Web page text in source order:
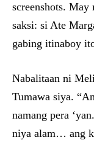
screenshots.
saksi: si Ate
gabing itinaboy
Nabalitaan ni
Tumawa siya.
namang pera
niya alam… ang